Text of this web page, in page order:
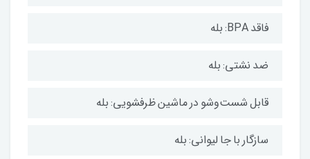
ضد نشتی: بله
قابل شست‌وشو در ماشین ظرفشویی: بله
سازگار با جا لیوانی: بله